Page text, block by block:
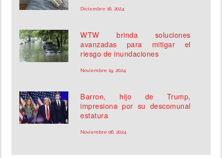
Diciembre 16, 2024
WTW brinda soluciones
avanzadas para mitigar el
riesgo de inundaciones
Noviembre 19, 2024
Barron, hijo de Trump,
impresiona por su descomunal
estatura
Noviembre 06, 2024